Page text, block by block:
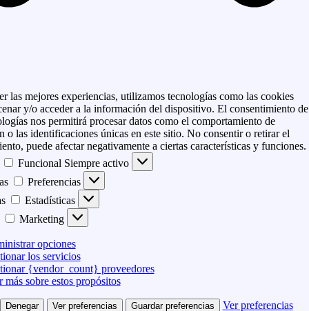
las mejores experiencias, utilizamos tecnologías como las cookies
y/o acceder a la información del dispositivo. El consentimiento de
nos permitirá procesar datos como el comportamiento de
o las identificaciones únicas en este sitio. No consentir o retirar el
puede afectar negativamente a ciertas características y funciones.
Funcional Siempre activo
Preferencias
Estadísticas
Marketing
opciones
los servicios
{vendor_count} proveedores
más sobre estos propósitos
Denegar Ver preferencias Guardar preferencias Ver preferencias